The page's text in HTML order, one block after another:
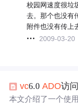
校园网速度很垃
去。那个也没有
附件也没有传上
2009-03-20
vc6.0ADO访
本文介绍了一个使